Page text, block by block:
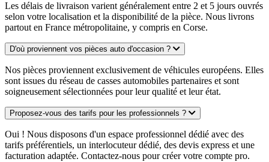
Les délais de livraison varient généralement entre 2 et 5 jours ouvrés
selon votre localisation et la disponibilité de la pièce. Nous livrons
partout en France métropolitaine, y compris en Corse.
D'où proviennent vos pièces auto d'occasion ?
Nos pièces proviennent exclusivement de véhicules européens. Elles
sont issues du réseau de casses automobiles partenaires et sont
soigneusement sélectionnées pour leur qualité et leur état.
Proposez-vous des tarifs pour les professionnels ?
Oui ! Nous disposons d'un espace professionnel dédié avec des
tarifs préférentiels, un interlocuteur dédié, des devis express et une
facturation adaptée. Contactez-nous pour créer votre compte pro.